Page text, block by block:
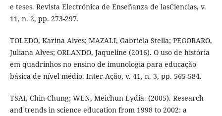
e teses. Revista Electrónica de Enseñanza de lasCiencias, v.
11, n. 2, pp. 273-297.
TOLEDO, Karina Alves; MAZALI, Gabriela Stella; PEGORARO,
Juliana Alves; ORLANDO, Jaqueline (2016). O uso de história
em quadrinhos no ensino de imunologia para educação
básica de nível médio. Inter-Ação, v. 41, n. 3, pp. 565-584.
TSAI, Chin-Chung; WEN, Meichun Lydia. (2005). Research
and trends in science education from 1998 to 2002: a